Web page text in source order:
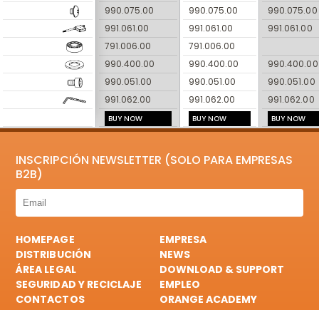
990.075.00
991.061.00
791.006.00
990.400.00
990.051.00
991.062.00
BUY NOW
990.075.00
991.061.00
791.006.00
990.400.00
990.051.00
991.062.00
BUY NOW
990.075.00
991.061.00
990.400.00
990.051.00
991.062.00
BUY NOW
INSCRIPCIÓN NEWSLETTER (SOLO PARA EMPRESAS
B2B)
HOMEPAGE
EMPRESA
DISTRIBUCIÓN
NEWS
ÁREA LEGAL
DOWNLOAD & SUPPORT
SEGURIDAD Y RECICLAJE
EMPLEO
CONTACTOS
ORANGE ACADEMY